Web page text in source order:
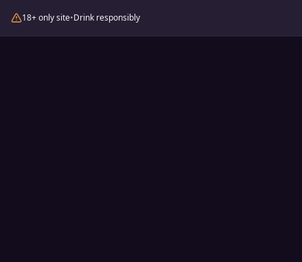
18+ only site•Drink responsibly